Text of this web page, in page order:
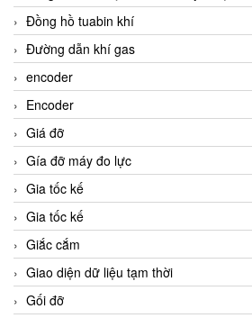
Đồng hồ tuabin khí
Đường dẫn khí gas
encoder
Encoder
Giá đỡ
Gía đỡ máy đo lực
Gia tốc kế
Gia tốc kế
Giắc cắm
Giao diện dữ liệu tạm thời
Gối đỡ